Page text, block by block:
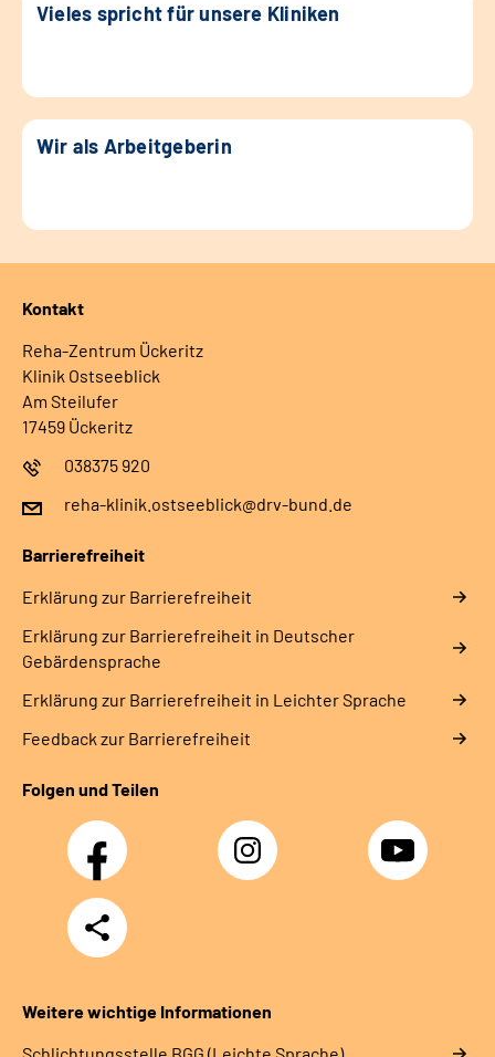
Vieles spricht für unsere Kliniken
Wir als Arbeitgeberin
Kontakt
Reha-Zentrum Ückeritz
Klinik Ostseeblick
Am Steilufer
17459 Ückeritz
038375 920
reha-klinik.ostseeblick@drv-bund.de
Barrierefreiheit
Erklärung zur Barrierefreiheit
Erklärung zur Barrierefreiheit in Deutscher
Gebärdensprache
Erklärung zur Barrierefreiheit in Leichter Sprache
Feedback zur Barrierefreiheit
Folgen und Teilen
Facebook Instagram YouTube
Teilen
Weitere wichtige Informationen